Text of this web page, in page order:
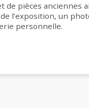
de pièces anciennes
l’exposition, un
personnelle.